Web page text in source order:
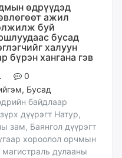
өдрүүдэд
ажил
буй
бусад
халуун
бүрэн хангана гэв
0
, Бусад
байдлаар
дүүрэгт Натур,
зам, Баянгол дүүрэгт
хороолол орчмын
дулааны